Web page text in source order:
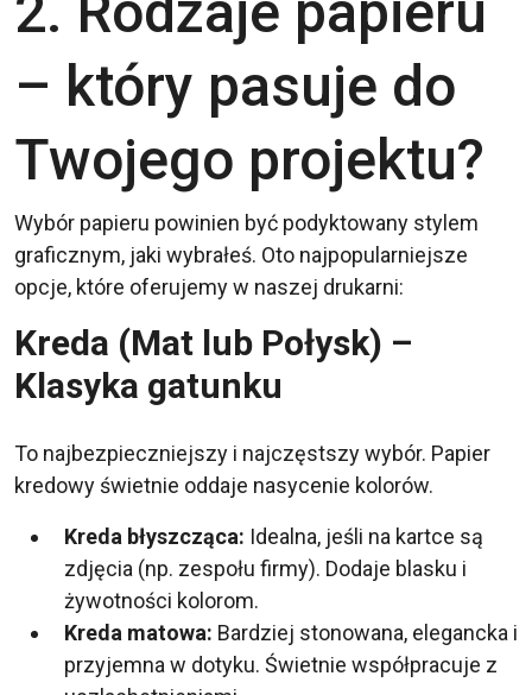
– który pasuje do
Twojego projektu?
Wybór papieru powinien być podyktowany stylem
graficznym, jaki wybrałeś. Oto najpopularniejsze
opcje, które oferujemy w naszej drukarni:
Kreda (Mat lub Połysk) –
Klasyka gatunku
To najbezpieczniejszy i najczęstszy wybór. Papier
kredowy świetnie oddaje nasycenie kolorów.
Kreda błyszcząca: Idealna, jeśli na kartce są
zdjęcia (np. zespołu firmy). Dodaje blasku i
żywotności kolorom.
Kreda matowa: Bardziej stonowana, elegancka i
przyjemna w dotyku. Świetnie współpracuje z